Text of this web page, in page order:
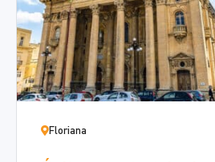
Floriana